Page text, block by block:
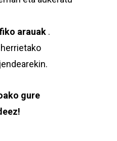
arauak .
gure